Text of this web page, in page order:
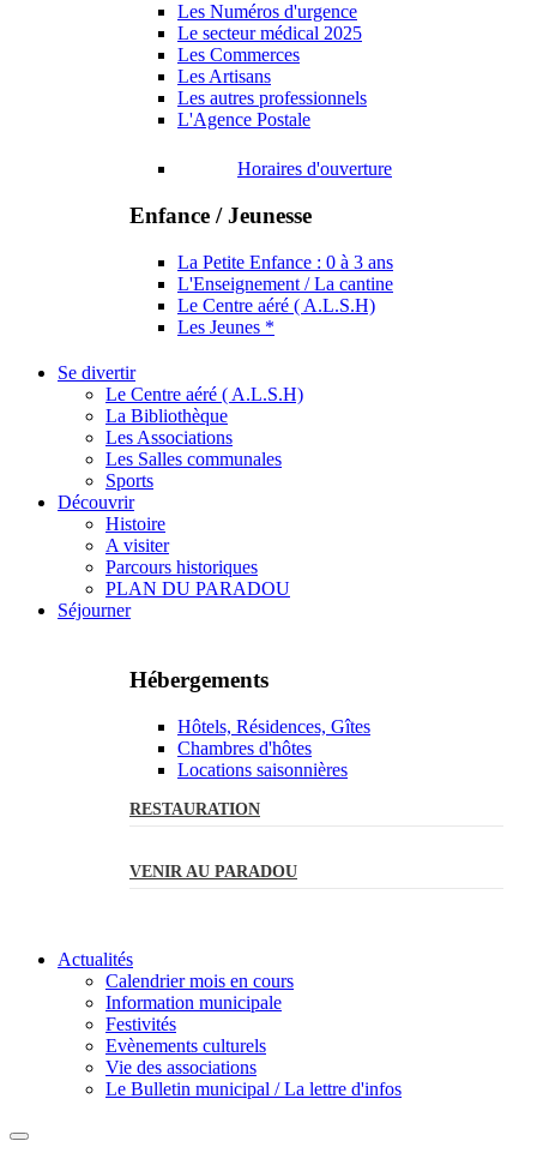
Les Numéros d'urgence
Le secteur médical 2025
Les Commerces
Les Artisans
Les autres professionnels
L'Agence Postale
Horaires d'ouverture
Enfance / Jeunesse
La Petite Enfance : 0 à 3 ans
L'Enseignement / La cantine
Le Centre aéré ( A.L.S.H)
Les Jeunes *
Se divertir
Le Centre aéré ( A.L.S.H)
La Bibliothèque
Les Associations
Les Salles communales
Sports
Découvrir
Histoire
A visiter
Parcours historiques
PLAN DU PARADOU
Séjourner
Hébergements
Hôtels, Résidences, Gîtes
Chambres d'hôtes
Locations saisonnières
RESTAURATION
VENIR AU PARADOU
Actualités
Calendrier mois en cours
Information municipale
Festivités
Evènements culturels
Vie des associations
Le Bulletin municipal / La lettre d'infos